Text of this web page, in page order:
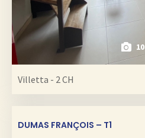
10
Villetta - 2 CH
DUMAS FRANÇOIS – T1